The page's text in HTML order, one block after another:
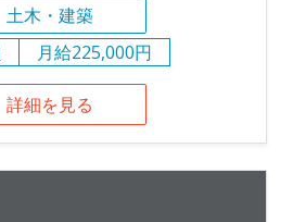
土木・建築
月給225,000円
詳細を見る